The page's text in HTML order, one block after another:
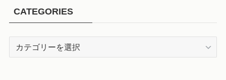
CATEGORIES
CATEGORIES